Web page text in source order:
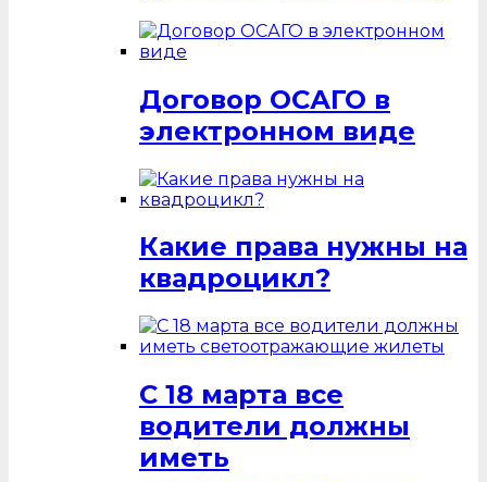
Договор ОСАГО в
электронном виде
Какие права нужны на
квадроцикл?
С 18 марта все
водители должны
иметь